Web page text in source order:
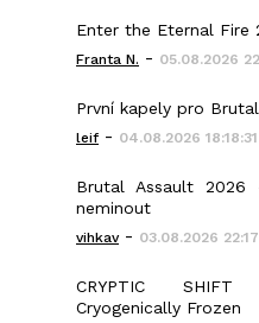
Enter the Eternal Fire
Franta N. - 05.08.2026
První kapely pro
leif - 04.08.2026 18:18:31
Brutal Assault
neminout
vihkav- 03.08.2026
CRYPTIC
Cryogenically Frozen